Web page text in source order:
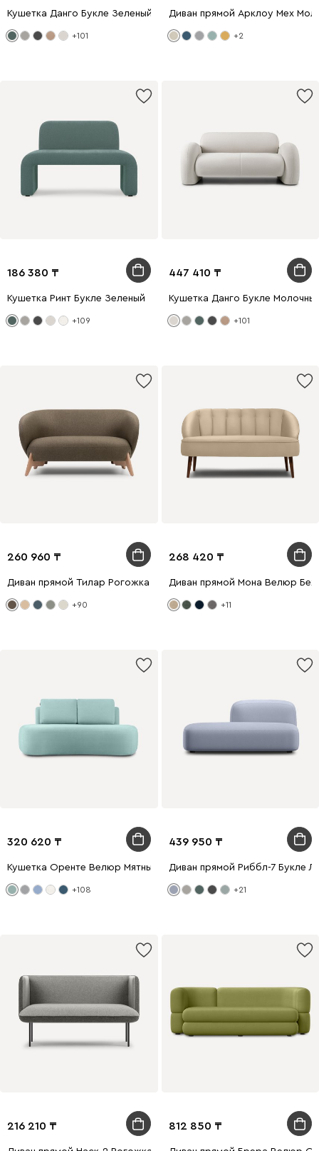
Кушетка Данго Букле Зеленый
+101
Диван прямой Арклоу Мех
+2
186 380
Кушетка Ринт Букле Зеленый
+109
447 410
Кушетка Данго Букле
+101
260 960
Диван прямой Тилар Рогожка Коричневый
+90
268 420
Диван прямой Мона Велюр
+11
320 620
Кушетка Оренте Велюр Мятный
+108
439 950
Диван прямой Риббл-7 Букле
+21
216 210 812 850